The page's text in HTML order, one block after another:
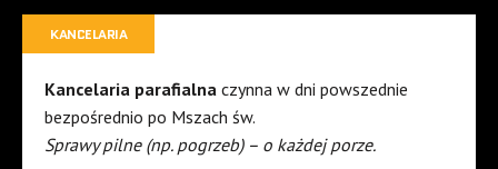
KANCELARIA
Kancelaria parafialna czynna w dni powszednie
bezpośrednio po Mszach św.
Sprawy pilne (np. pogrzeb) – o każdej porze.